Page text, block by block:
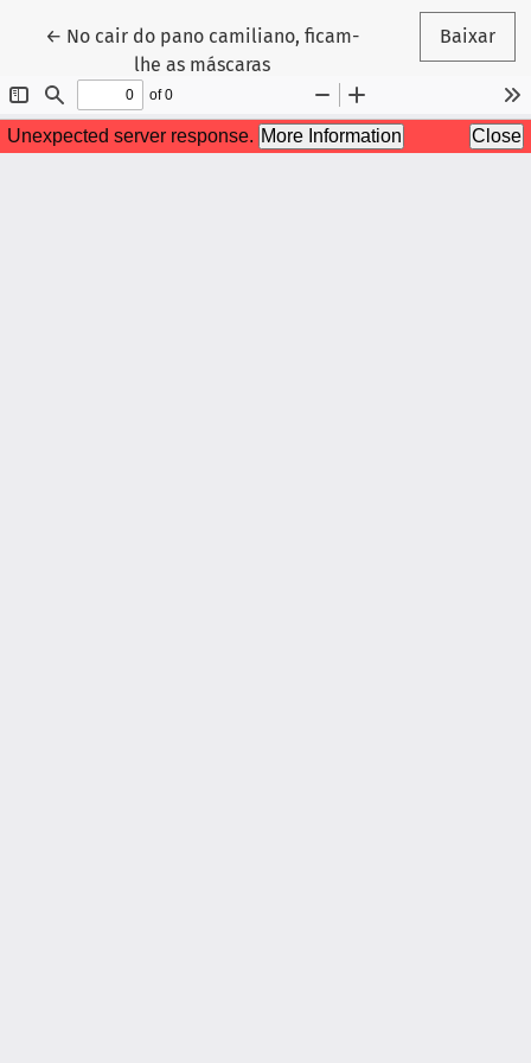
← Voltar aos Detalhes do Artigo
No cair do pano camiliano, ficam-
lhe as máscaras
Baixar